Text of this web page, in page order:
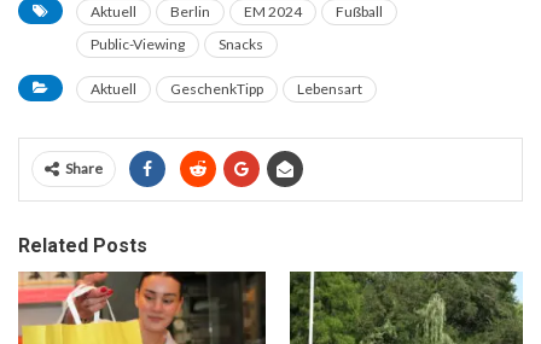
Aktuell Berlin EM 2024
Fußball
Public-Viewing
Snacks
Aktuell GeschenkTipp Lebensart
Share
Related Posts